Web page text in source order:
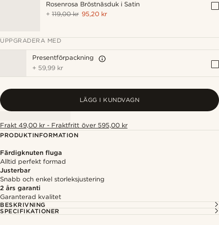
Rosenrosa Bröstnäsduk i Satin
+119,00 kr 95,20 kr
UPPGRADERA MED
Presentförpackning
+ 59,99 kr
LÄGG I KUNDVAGN
Frakt 49,00 kr - Fraktfritt över 595,00 kr
PRODUKTINFORMATION
Färdigknuten fluga
Alltid perfekt formad
Justerbar
Snabb och enkel storleksjustering
2 års garanti
Garanterad kvalitet
BESKRIVNING
SPECIFIKATIONER